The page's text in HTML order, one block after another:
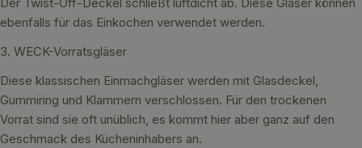
ebenfalls für das Einkochen verwendet werden.
3. WECK-Vorratsgläser
Diese klassischen Einmachgläser werden mit Glasdeckel,
Gummiring und Klammern verschlossen. Für den trockenen
Vorrat sind sie oft unüblich, es kommt hier aber ganz auf den
Geschmack des Kücheninhabers an.